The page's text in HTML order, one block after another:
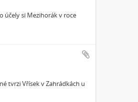
účely si Mezihorák v roce
tvrzi Vřísek v Zahrádkách u